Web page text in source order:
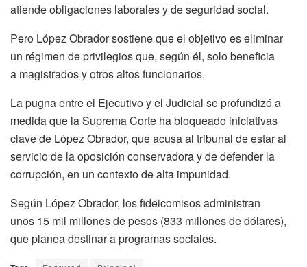
atiende obligaciones laborales y de seguridad social.
Pero López Obrador sostiene que el objetivo es eliminar
un régimen de privilegios que, según él, solo beneficia
a magistrados y otros altos funcionarios.
La pugna entre el Ejecutivo y el Judicial se profundizó a
medida que la Suprema Corte ha bloqueado iniciativas
clave de López Obrador, que acusa al tribunal de estar al
servicio de la oposición conservadora y de defender la
corrupción, en un contexto de alta impunidad.
Según López Obrador, los fideicomisos administran
unos 15 mil millones de pesos (833 millones de dólares),
que planea destinar a programas sociales.